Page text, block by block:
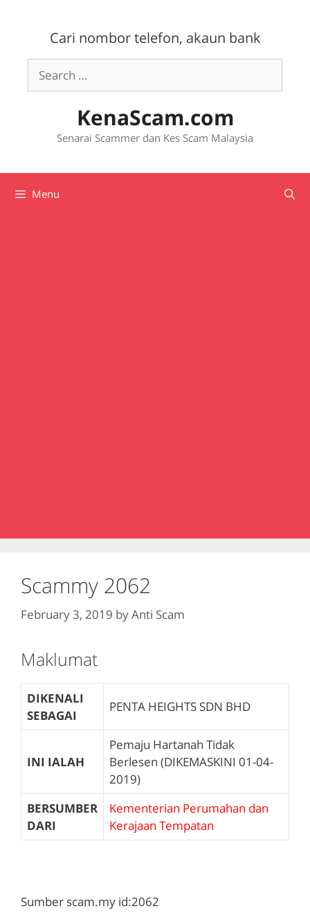
Cari nombor telefon, akaun bank
Search
for:
KenaScam.com
Senarai Scammer dan Kes Scam Malaysia
Menu
Scammy 2062
February 3, 2019 byAnti Scam
Maklumat
DIKENALI
SEBAGAI
PENTA HEIGHTS SDN BHD
INI IALAH
Pemaju Hartanah Tidak
Berlesen (DIKEMASKINI 01-04-
2019)
BERSUMBER
DARI
Kementerian Perumahan dan
Kerajaan Tempatan
Sumber scam.my id:2062